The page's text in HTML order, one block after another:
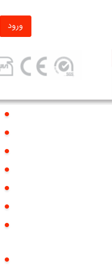
ورود